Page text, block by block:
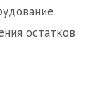
остатков